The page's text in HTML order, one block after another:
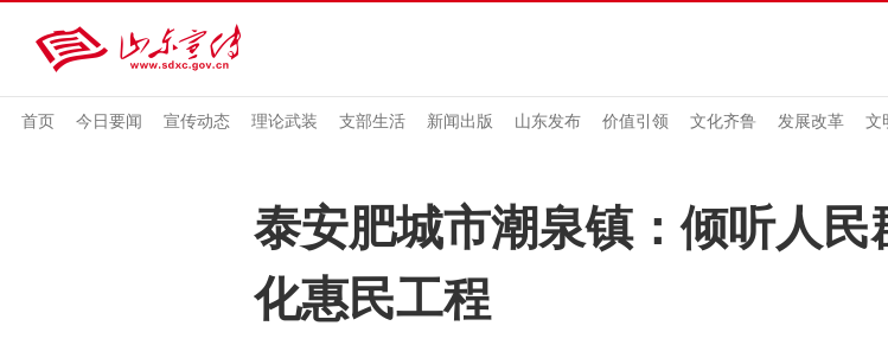
首页 今日要闻 宣传动态 理论武装 支部生活 新闻出版 山东发布 价值引领 文化齐鲁 发展改革 文
泰安肥城市潮泉镇：倾听人
化惠民工程